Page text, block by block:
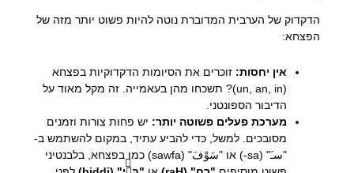
הדקדוק של הערבית המדוברת נוטה להיות פשוט יותר מזה של
הפצחא:
אין יחסות: זוכרים את הסיומות הדקדוקיות בפצחא
(un, an, in)? תשכחו מהן בעאמייה. זה מקל מאוד על
הדיבור הספונטני.
מערכת פעלים פשוטה יותר: יש פחות צורות וזמנים
מסובכים. למשל, כדי להביע עתיד, במקום להשתמש ב-
"سـَ" (sa-) או "سَوْفَ" (sawfa) כמו בפצחא, בלבנטיני